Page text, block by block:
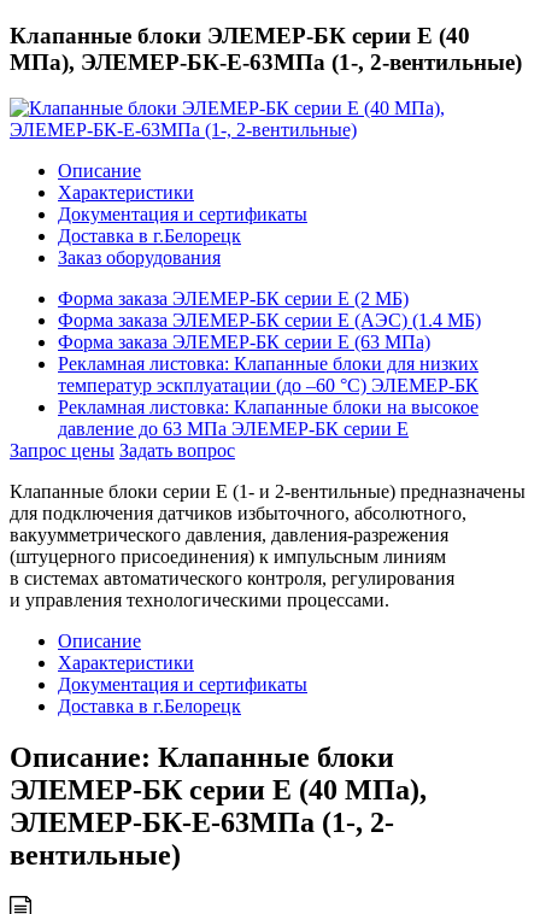
Клапанные блоки ЭЛЕМЕР-БК серии Е (40
МПа), ЭЛЕМЕР-БК-Е-63МПа (1-, 2-вентильные)
Описание
Характеристики
Документация и сертификаты
Доставка в г.Белорецк
Заказ оборудования
Форма заказа ЭЛЕМЕР-БК серии E (2 MБ)
Форма заказа ЭЛЕМЕР-БК серии E (АЭС) (1.4 MБ)
Форма заказа ЭЛЕМЕР-БК серии E (63 МПа)
Рекламная листовка: Клапанные блоки для низких
температур эскплуатации (до –60 °С) ЭЛЕМЕР-БК
Рекламная листовка: Клапанные блоки на высокое
давление до 63 МПа ЭЛЕМЕР-БК серии Е
Запрос цены Задать вопрос
Клапанные блоки серии Е (1- и 2-вентильные) предназначены
для подключения датчиков избыточного, абсолютного,
вакуумметрического давления, давления-разрежения
(штуцерного присоединения) к импульсным линиям
в системах автоматического контроля, регулирования
и управления технологическими процессами.
Описание
Характеристики
Документация и сертификаты
Доставка в г.Белорецк
Описание: Клапанные блоки
ЭЛЕМЕР-БК серии Е (40 МПа),
ЭЛЕМЕР-БК-Е-63МПа (1-, 2-
вентильные)